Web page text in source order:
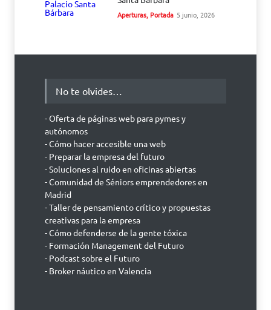
Aperturas, Portada 5 junio, 2026
No te olvides…
- Oferta de páginas web para pymes y
autónomos
- Cómo hacer accesible una web
- Preparar la empresa del futuro
- Soluciones al ruido en oficinas abiertas
- Comunidad de Séniors emprendedores en
Madrid
- Taller de pensamiento crítico y propuestas
creativas para la empresa
- Cómo defenderse de la gente tóxica
- Formación Management del Futuro
- Podcast sobre el Futuro
- Broker náutico en Valencia